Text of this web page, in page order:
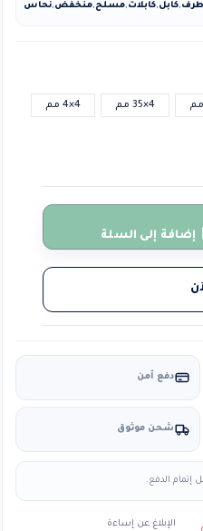
طرف,كابل,كابلات,مسلح,منخفض,نحاس
4×35 مم 4×4 مم
إضافة إلى السلة
دفع آمن
شحن موثوق
إتمام الدفع.
الإبلاغ عن إساءة